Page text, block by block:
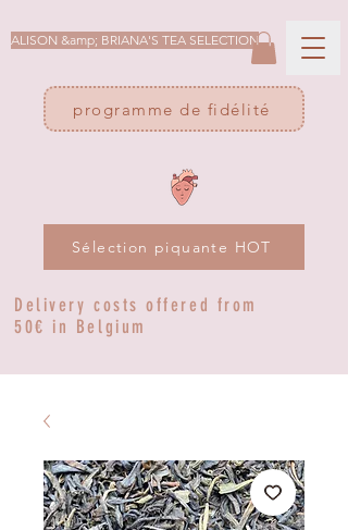
ALISON &amp; BRIANA'S TEA SELECTION
programme de fidélité
Sélection piquante HOT
Delivery costs offered from
50€ in Belgium